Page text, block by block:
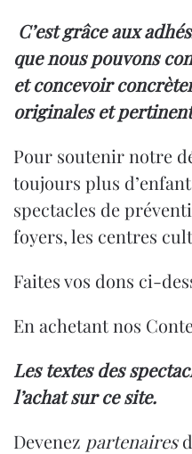
C’est grâce aux
que nous pouvons
et concevoir
originales et
Pour soutenir notre
toujours plus
spectacles de
foyers, les centres
Faites vos dons ci-
En achetant nos
Les textes des
l’achat sur ce site.
Devenez partenaires